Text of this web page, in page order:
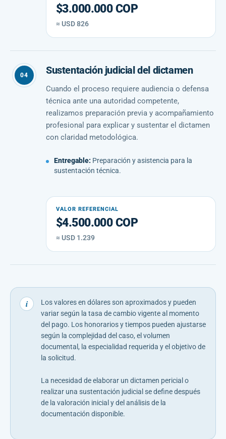
$3.000.000 COP
≈ USD 826
04 Sustentación judicial del dictamen
Cuando el proceso requiere audiencia o defensa
técnica ante una autoridad competente,
realizamos preparación previa y acompañamiento
profesional para explicar y sustentar el dictamen
con claridad metodológica.
Entregable: Preparación y asistencia para la
sustentación técnica.
VALOR REFERENCIAL
$4.500.000 COP
≈ USD 1.239
i
Los valores en dólares son aproximados y pueden
variar según la tasa de cambio vigente al momento
del pago. Los honorarios y tiempos pueden ajustarse
según la complejidad del caso, el volumen
documental, la especialidad requerida y el objetivo de
la solicitud.
La necesidad de elaborar un dictamen pericial o
realizar una sustentación judicial se define después
de la valoración inicial y del análisis de la
documentación disponible.